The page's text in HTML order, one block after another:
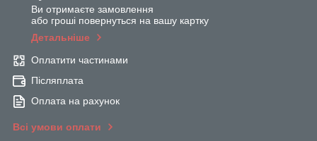
Ви отримаєте замовлення
або гроші повернуться на вашу картку
Детальніше
Оплатити частинами
Післяплата
Оплата на рахунок
Всі умови оплати